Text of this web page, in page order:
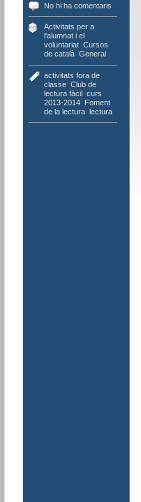
No hi ha comentaris
Activitats per a
l'alumnat i el
voluntariat, Cursos
de català, General
activitats fora de
classe, Club de
lectura fàcil, curs
2013-2014, Foment
de la lectura, lectura